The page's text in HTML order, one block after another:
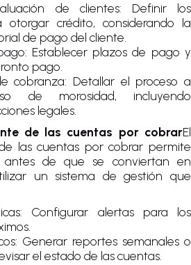
de clientes: Definir los
otorgar crédito, considerando la
de pago del cliente.
Establecer plazos de pago y
pago.
cobranza: Detallar el proceso a
de morosidad, incluyendo
legales.
de las cuentas por cobrarEl
las cuentas por cobrar permite
antes de que se conviertan en
un sistema de gestión que
Configurar alertas para los
Generar reportes semanales o
el estado de las cuentas.